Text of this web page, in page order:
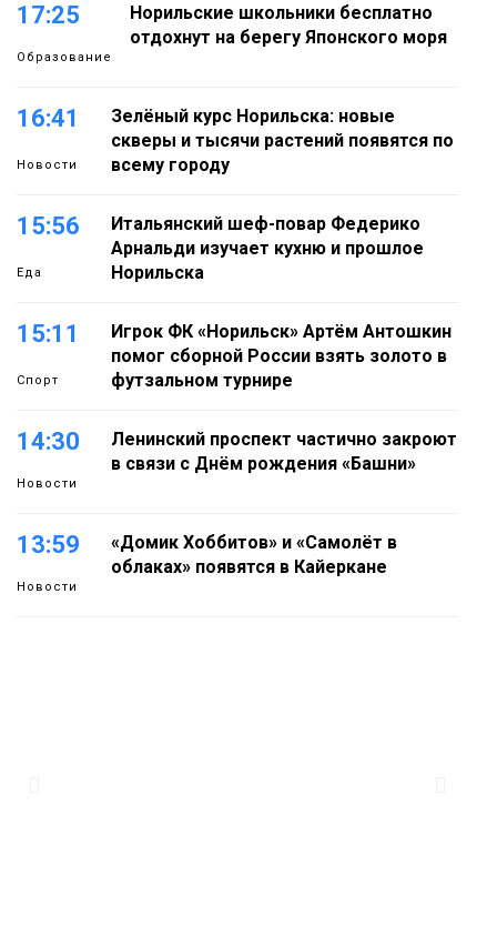
17:25
Образование
Норильские школьники бесплатно
отдохнут на берегу Японского моря
16:41
Новости
Зелёный курс Норильска: новые
скверы и тысячи растений появятся по
всему городу
15:56
Еда
Итальянский шеф-повар Федерико
Арнальди изучает кухню и прошлое
Норильска
15:11
Спорт
Игрок ФК «Норильск» Артём Антошкин
помог сборной России взять золото в
футзальном турнире
14:30
Новости
Ленинский проспект частично закроют
в связи с Днём рождения «Башни»
13:59
Новости
«Домик Хоббитов» и «Самолёт в
облаках» появятся в Кайеркане